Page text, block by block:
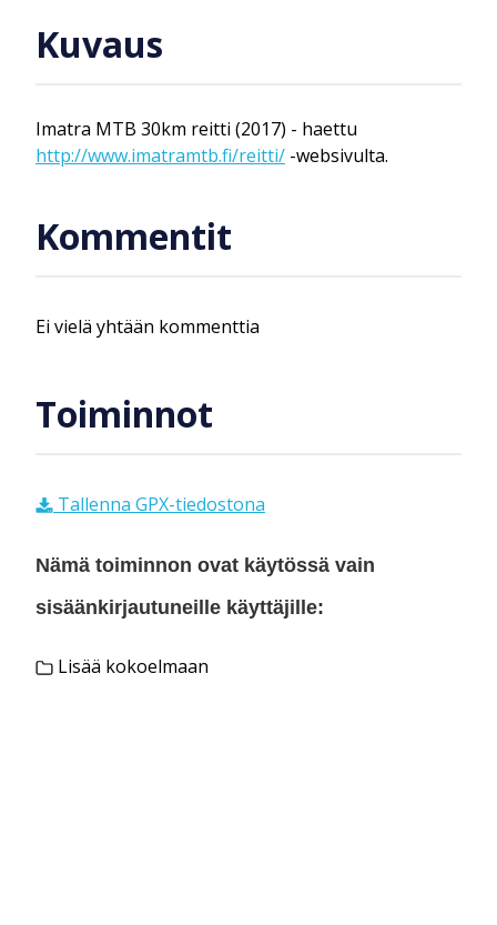
Kuvaus
Imatra MTB 30km reitti (2017) - haettu
http://www.imatramtb.fi/reitti/ -websivulta.
Kommentit
Ei vielä yhtään kommenttia
Toiminnot
Tallenna GPX-tiedostona
Nämä toiminnon ovat käytössä vain
sisäänkirjautuneille käyttäjille:
Lisää kokoelmaan